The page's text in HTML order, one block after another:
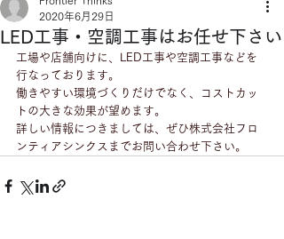
LED工事・空調工事はお任せ下さい
2020年6月29日
工場や店舗向けに、LED工事や空調工事などを
行なっております。
働きやすい環境づくりだけでなく、コストカッ
トの大きな効果が望めます。
詳しい情報につきましては、ぜひ株式会社フロ
ンティアシンクスまでお問い合わせ下さい。